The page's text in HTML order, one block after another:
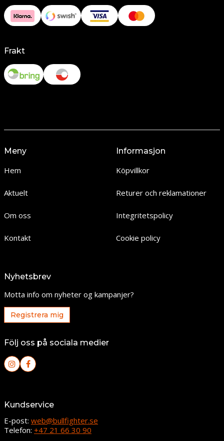
Frakt
Meny
Hem
Aktuelt
Om oss
Kontakt
Informasjon
Köpvillkor
Returer och reklamationer
Integritetspolicy
Cookie policy
Nyhetsbrev
Motta info om nyheter og kampanjer?
Registrera mig
Följ oss på sociala medier
Kundservice
E-post: web@bullfighter.se
Telefon: +47 21 66 30 90